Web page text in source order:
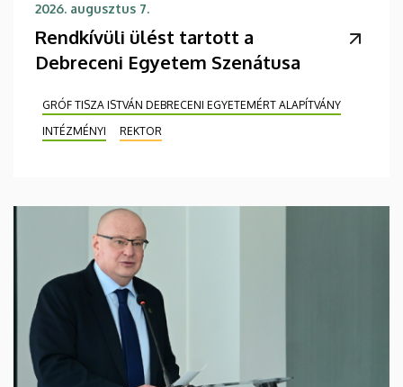
2026. augusztus 7.
Rendkívüli ülést tartott a
Debreceni Egyetem Szenátusa
GRÓF TISZA ISTVÁN DEBRECENI EGYETEMÉRT ALAPÍTVÁNY
INTÉZMÉNYI
REKTOR